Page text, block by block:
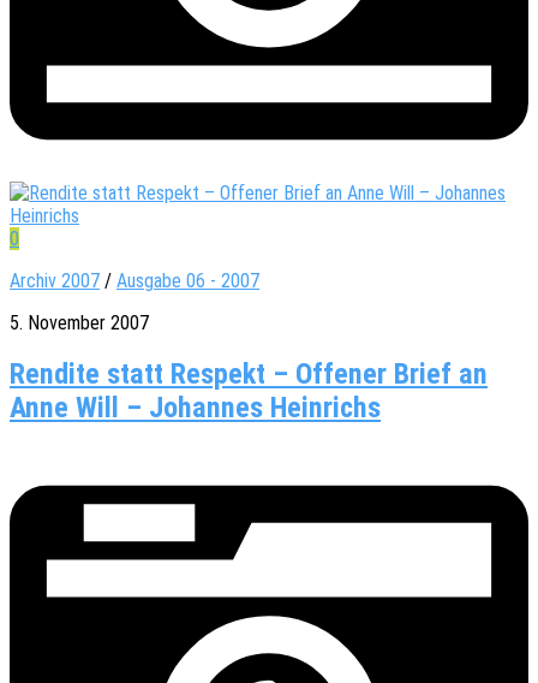
0
Archiv 2007 / Ausgabe 06 - 2007
5. November 2007
Rendite statt Respekt – Offener Brief an
Anne Will – Johannes Heinrichs